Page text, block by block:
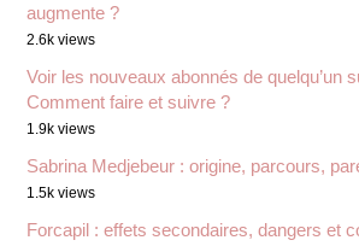
augmente ?
2.6k views
Voir les nouveaux abonnés de quelqu’un
Comment faire et suivre ?
1.9k views
Sabrina Medjebeur : origine, parcours,
1.5k views
Forcapil : effets secondaires, dangers et